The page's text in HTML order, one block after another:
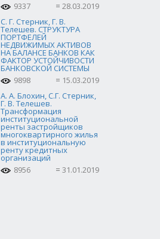
9337
28.03.2019
С. Г. Стерник, Г. В.
Телешев. СТРУКТУРА
ПОРТФЕЛЕЙ
НЕДВИЖИМЫХ АКТИВОВ
НА БАЛАНСЕ БАНКОВ КАК
ФАКТОР УСТОЙЧИВОСТИ
БАНКОВСКОЙ СИСТЕМЫ
9898
15.03.2019
А. А. Блохин, С.Г. Стерник,
Г. В. Телешев.
Трансформация
институциональной
ренты застройщиков
многоквартирного жилья
в институциональную
ренту кредитных
организаций
8956
31.01.2019